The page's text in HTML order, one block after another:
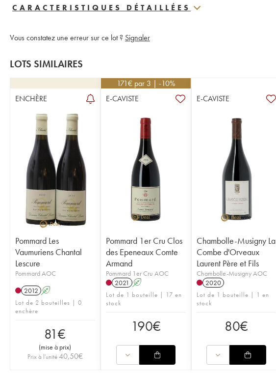
CARACTERISTIQUES DÉTAILLÉES
Vous constatez une erreur sur ce lot ? Signaler
LOTS SIMILAIRES
ENCHÈRE
Pommard Les
Vaumuriens Chantal
Lescure
Pommard AOC
2012 A
Lot de 2 bouteilles | 0
enchère
81€
(mise à prix)
Prix à l'unité40,50€
171€ par 3 | -10%
E-CAVISTE
Pommard 1er Cru Clos
des Epeneaux Comte
Armand
Pommard 1er Cru AOC
2021 A
Lot de 1 bouteille | 17 en
stock
190€
E-CAVISTE
Chambolle-Musigny La
Combe d'Orveaux
Laurent Père et Fils
Chambolle-Musigny AOC
2020
Lot de 1 bouteille | 1 en
stock
80€